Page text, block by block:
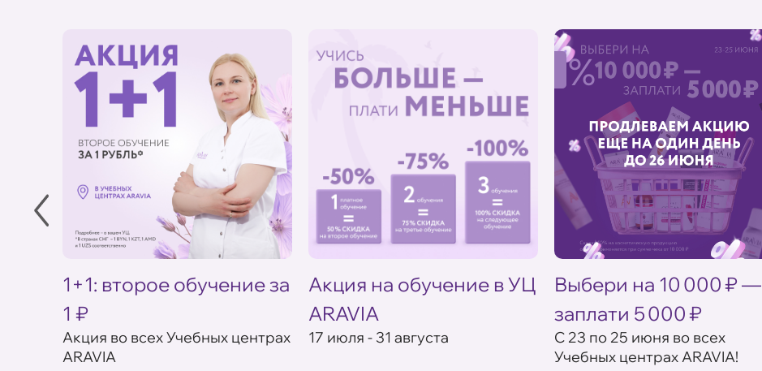
1+1: второе обучение за
1 ₽
Акция во всех Учебных центрах
ARAVIA
Акция на обучение в УЦ
ARAVIA
17 июля - 31 августа
%
Выбери на 10 000 ₽ —
заплати 5 000 ₽
С 23 по 25 июня во всех
Учебных центрах ARAVIA!